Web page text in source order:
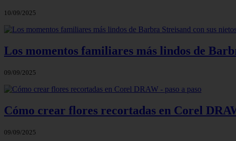
10/09/2025
Los momentos familiares más lindos de
09/09/2025
Cómo crear flores recortadas en Corel
09/09/2025